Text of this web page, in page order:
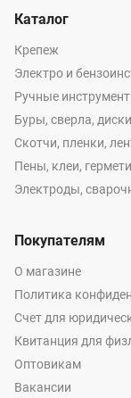
Каталог
Крепеж
Электро и
Ручные
Буры, сверла, диски
Скотчи, пленки,
Пены, клеи,
Электроды,
Покупателям
О магазине
Политика
Счет для
Квитанция для
Оптовикам
Вакансии